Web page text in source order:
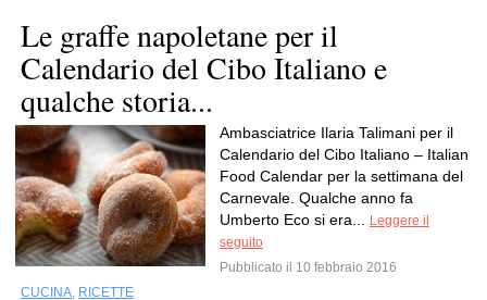
Le graffe napoletane per il
Calendario del Cibo Italiano e
qualche storia...
Ambasciatrice Ilaria Talimani per il
Calendario del Cibo Italiano – Italian
Food Calendar per la settimana del
Carnevale. Qualche anno fa
Umberto Eco si era...
Leggere il
seguito
Pubblicato il 10 febbraio 2016
CUCINA, RICETTE